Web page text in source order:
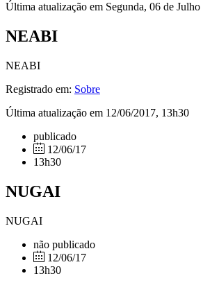
Última atualização em Segunda, 06 de Julho
NEABI
NEABI
Registrado em: Sobre
Última atualização em 12/06/2017, 13h30
publicado
12/06/17
13h30
NUGAI
NUGAI
não publicado
12/06/17
13h30